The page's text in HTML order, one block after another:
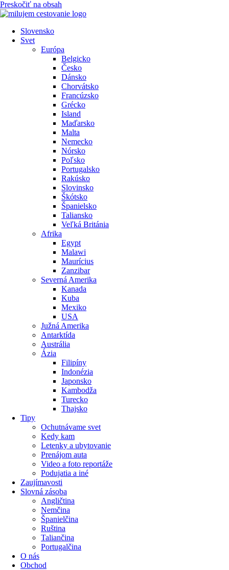
Preskočiť na obsah
Slovensko
Svet
Európa
Belgicko
Česko
Dánsko
Chorvátsko
Francúzsko
Grécko
Island
Maďarsko
Malta
Nemecko
Nórsko
Poľsko
Portugalsko
Rakúsko
Slovinsko
Škótsko
Španielsko
Taliansko
Veľká Británia
Afrika
Egypt
Malawi
Maurícius
Zanzibar
Severná Amerika
Kanada
Kuba
Mexiko
USA
Južná Amerika
Antarktída
Austrália
Ázia
Filipíny
Indonézia
Japonsko
Kambodža
Turecko
Thajsko
Tipy
Ochutnávame svet
Kedy kam
Letenky a ubytovanie
Prenájom auta
Video a foto reportáže
Podujatia a iné
Zaujímavosti
Slovná zásoba
Angličtina
Nemčina
Španielčina
Ruština
Taliančina
Portugalčina
O nás
Obchod